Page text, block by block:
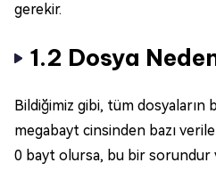
gerekir.
1.2 Dosya
Bildiğimiz gibi, tüm dosyaların
megabayt cinsinden bazı
0 bayt olursa, bu bir sorundur